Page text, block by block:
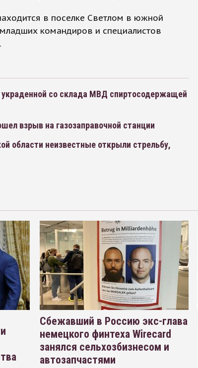
в поселке Светлом в южной
командиров и специалистов
украденной со склада МВД спиртосодержащей
взрыв на газозаправочной станции
области неизвестные открыли стрельбу,
Сбежавший в Россию экс-глава
немецкого финтеха Wirecard
занялся сельхозбизнесом и
автозапчастями